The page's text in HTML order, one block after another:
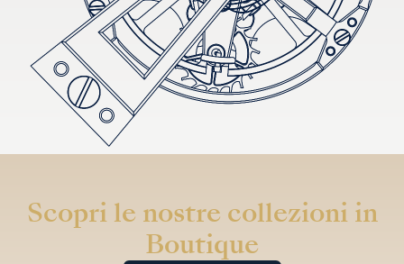
Scopri le nostre collezioni in
Boutique